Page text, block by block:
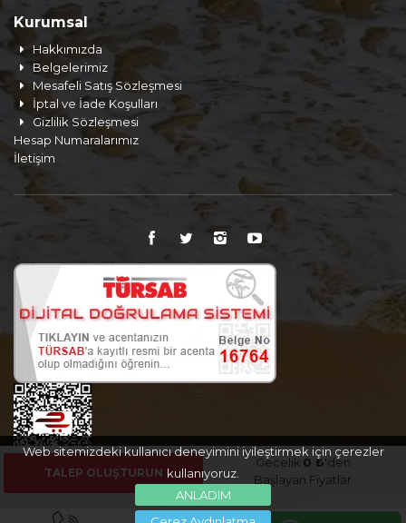
Kurumsal
Hakkımızda
Belgelerimiz
Mesafeli Satış Sözleşmesi
İptal ve İade Koşulları
Gizlilik Sözleşmesi
Hesap Numaralarımız
İletişim
Web sitemizdeki kullanıcı deneyimini iyileştirmek için çerezler
kullanıyoruz.
ANLADIM
TALEP OLUŞTURUN
Gecelik 0 ₺'den
Başlayan Fiyatlar